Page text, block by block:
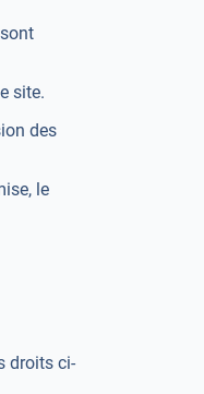
site.
des
le
droits ci-